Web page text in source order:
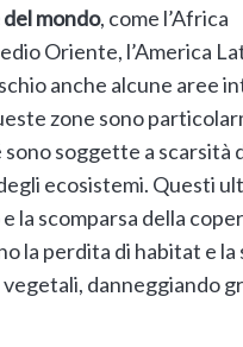
mondo, come l’Africa
Oriente, l’America
anche alcune aree
zone sono
soggette a scarsità
ecosistemi. Questi
la scomparsa della
la perdita di habitat e la
vegetali, danneggiando